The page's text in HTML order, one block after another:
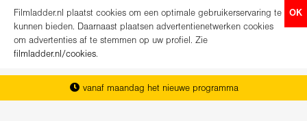
OK
Filmladder.nl plaatst cookies om een optimale gebruikerservaring te
kunnen bieden. Daarnaast plaatsen advertentienetwerken cookies
om advertenties af te stemmen op uw profiel. Zie
filmladder.nl/cookies.
vanaf maandag het nieuwe programma
het complete overzicht van Nederland
koop direct je kaartjes